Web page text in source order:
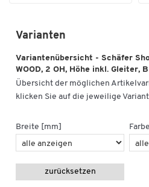
Varianten
Variantenübersicht - Schäfer
WOOD, 2 OH, Höhe inkl.
Übersicht der möglichen
klicken Sie auf die jeweilige
Breite [mm] Farbe
zurücksetzen